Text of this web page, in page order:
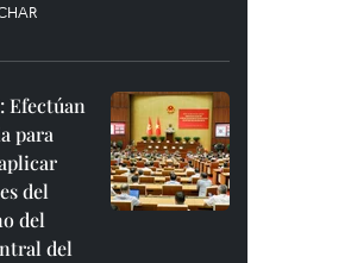
Efectúan
para
del
del
del